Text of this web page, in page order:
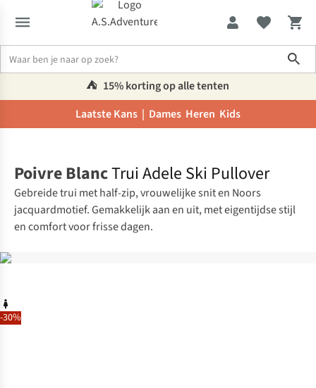
⛺️ 15% korting op alle tenten
Laatste Kans | Dames Heren Kids
-30%
Poivre BlancTrui Adele Ski Pullover
Gebreide trui met half-zip, vrouwelijke snit en Noors
jacquardmotief. Gemakkelijk aan en uit, met eigentijdse stijl
en comfort voor frisse dagen.